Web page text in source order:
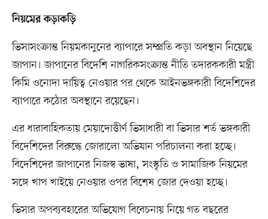
নিয়মের কড়াকড়ি
ভিসাসংক্রান্ত নিয়মকানুনের ব্যাপারে সম্প্রতি কড়া অবস্থান নিয়েছে
জাপান। জাপানের বিদেশি নাগরিকসংক্রান্ত নীতি তদারককারী মন্ত্রী
কিমি ওনোদা দায়িত্ব নেওয়ার পর থেকে আইনভঙ্গকারী বিদেশিদের
ব্যাপারে কঠোর অবস্থানে রয়েছেন।
এর ধারাবাহিকতায় মেয়াদোত্তীর্ণ ভিসাধারী বা ভিসার শর্ত ভঙ্গকারী
বিদেশিদের বিরুদ্ধে জোরালো অভিযান পরিচালনা করা হচ্ছে।
বিদেশিদের জাপানের নিজস্ব ভাষা, সংস্কৃতি ও সামাজিক নিয়মের
সঙ্গে খাপ খাইয়ে নেওয়ার ওপর বিশেষ জোর দেওয়া হচ্ছে।
ভিসার অপব্যবহারের অভিযোগ বিবেচনায় নিয়ে গত বছরের